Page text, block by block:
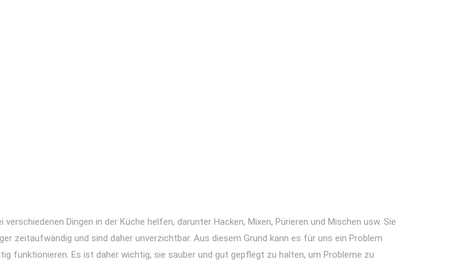
Dingen in der Küche helfen, darunter Hacken, Mixen, Pürieren und Mischen usw. Sie
zeitaufwändig und sind daher unverzichtbar. Aus diesem Grund kann es für uns ein Problem
funktionieren. Es ist daher wichtig, sie sauber und gut gepflegt zu halten, um Probleme zu